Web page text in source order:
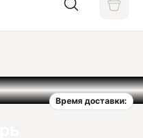
Время доставки: